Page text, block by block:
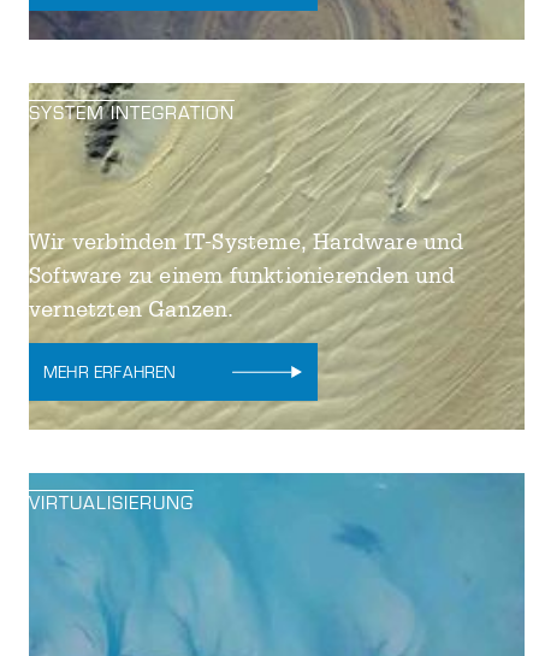
SYSTEM INTEGRATION
Wir verbinden IT-Systeme, Hardware und
Software zu einem funktionierenden und
vernetzten Ganzen.
MEHR ERFAHREN
VIRTUALISIERUNG